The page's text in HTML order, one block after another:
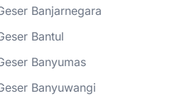
Banjarnegara
Bantul
Banyumas
Banyuwangi